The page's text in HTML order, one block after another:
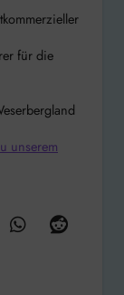
für die
unserem